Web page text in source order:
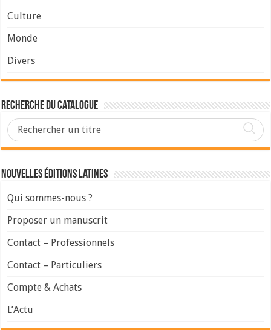
Culture
Monde
Divers
Recherche du Catalogue
Nouvelles Éditions Latines
Qui sommes-nous ?
Proposer un manuscrit
Contact – Professionnels
Contact – Particuliers
Compte & Achats
L’Actu